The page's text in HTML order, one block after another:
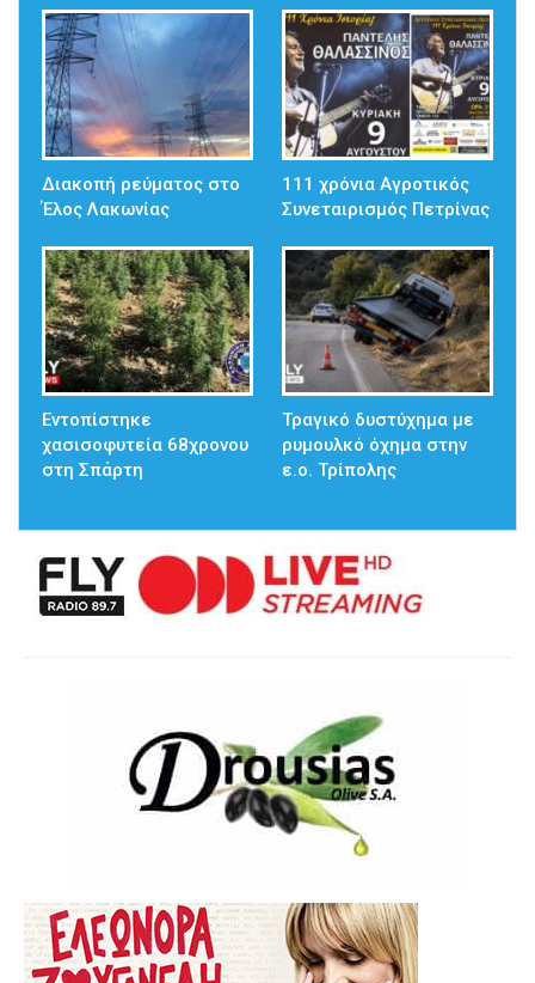
Διακοπή ρεύματος στο
Έλος Λακωνίας
111 χρόνια Αγροτικός
Συνεταιρισμός Πετρίνας
Εντοπίστηκε
χασισοφυτεία 68χρονου
στη Σπάρτη
Τραγικό δυστύχημα με
ρυμουλκό όχημα στην
ε.ο. Τρίπολης